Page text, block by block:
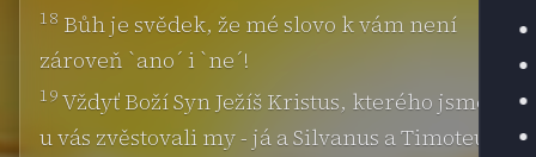
18 Bůh je svědek, že mé slovo k vám není
zároveň `ano´ i `ne´!
19 Vždyť Boží Syn Ježíš Kristus, kterého jsme
u vás zvěstovali my - já a Silvanus a Timoteus